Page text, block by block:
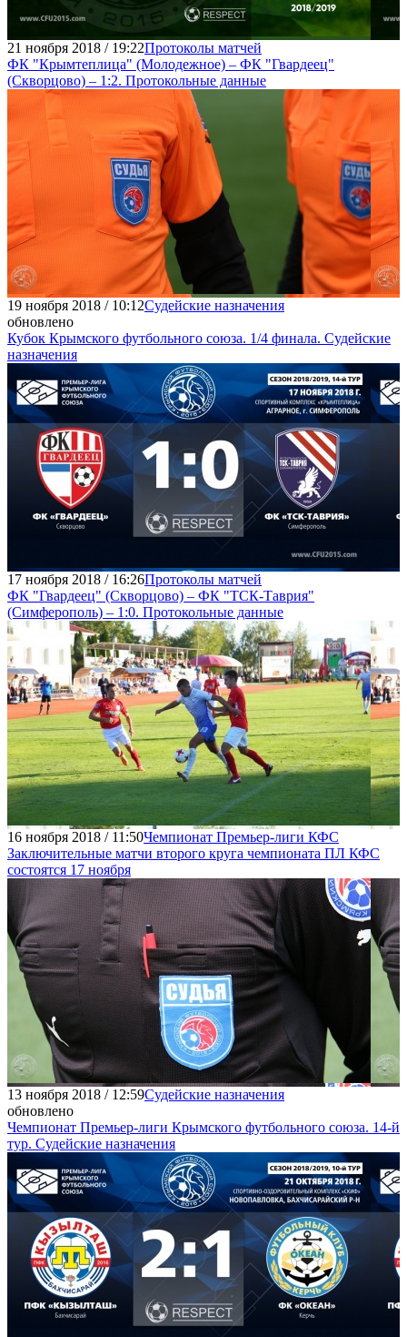
21 ноября 2018 / 19:22Протоколы матчей
ФК "Крымтеплица" (Молодежное) – ФК "Гвардеец"
(Скворцово) – 1:2. Протокольные данные
19 ноября 2018 / 10:12Судейские назначения
обновлено
Кубок Крымского футбольного союза. 1/4 финала. Судейские
назначения
17 ноября 2018 / 16:26Протоколы матчей
ФК "Гвардеец" (Скворцово) – ФК "ТСК-Таврия"
(Симферополь) – 1:0. Протокольные данные
16 ноября 2018 / 11:50Чемпионат Премьер-лиги КФС
Заключительные матчи второго круга чемпионата ПЛ КФС
состоятся 17 ноября
13 ноября 2018 / 12:59Судейские назначения
обновлено
Чемпионат Премьер-лиги Крымского футбольного союза. 14-й
тур. Судейские назначения